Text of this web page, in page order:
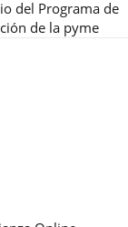
del Programa de
de la pyme